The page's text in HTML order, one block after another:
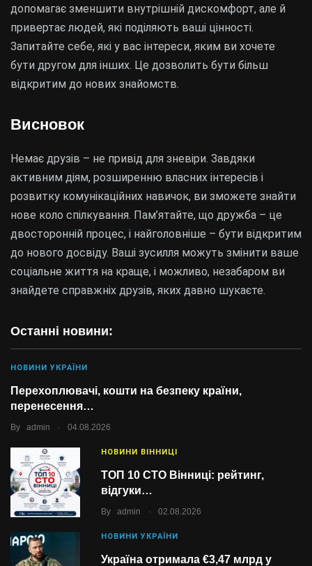
Останні новини:
НОВИНИ УКРАЇНИ
Перехоплювачі, кошти на безпеку країни,
перенесення…
By admin . 04.08.2026
НОВИНИ ВІННИЦІ
ТОП 10 СТО Вінниці: рейтинг,
відгуки…
By admin . 02.08.2026
НОВИНИ УКРАЇНИ
Україна отримала €3,47 млрд у
допомагає зменшити внутрішній дискомфорт, але й
привертає людей, які поділяють ваші цінності.
Запитайте себе, які у вас інтереси, яким ви хочете
бути другом для інших. Це дозволить бути більш
відкритим до нових знайомств.
Висновок
Немає друзів – не привід для зневіри. Завдяки
активним діям, розширенню власних інтересів і
розвитку комунікаційних навичок, ви зможете знайти
нове коло спілкування. Пам’ятайте, що дружба – це
двосторонній процес, і найголовніше – бути відкритим
до нового досвіду. Ваші зусилля можуть змінити ваше
соціальне життя на краще, і можливо, незабаром ви
знайдете справжніх друзів, яких давно шукаєте.